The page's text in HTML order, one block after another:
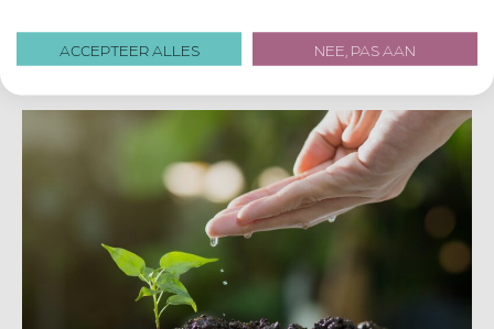
Betrokken bij
ACCEPTEER ALLES NEE, PAS AAN